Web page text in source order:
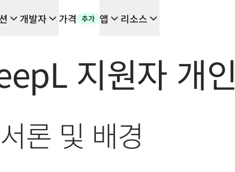
사용 사례 및 통합 기능을 위한 새로운 AI 기반 워크플
요: 번역 워크플로우를 처음부터 끝까지 자동화하는 현
해독. Slator와의 대담
템을 구축하는 방법
voice demo with DeepL Voice API
개발자 가격 추가 앱 리소스
지원자 개
론 및 배경